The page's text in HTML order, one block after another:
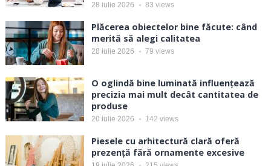
28 iulie 2026 83 views
Plăcerea obiectelor bine făcute: când
merită să alegi calitatea
28 iulie 2026 79 views
O oglindă bine luminată influențează
precizia mai mult decât cantitatea de
produse
20 iulie 2026 142 views
Piesele cu arhitectură clară oferă
prezență fără ornamente excesive